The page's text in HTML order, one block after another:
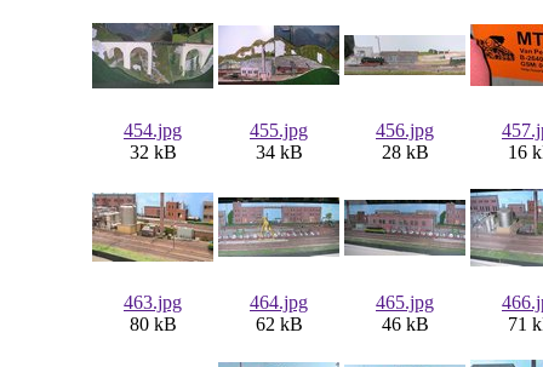
454.jpg
32 kB
455.jpg
34 kB
456.jpg
28 kB
16
463.jpg
80 kB
464.jpg
62 kB
465.jpg
46 kB
71